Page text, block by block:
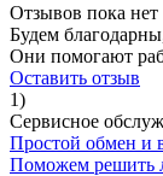
Отзывов пока нет
Будем
Они помогают
Оставить отзыв
1)
Сервисное
Простой обмен и
Поможем решить